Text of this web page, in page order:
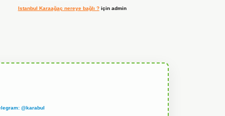
Istanbul Karaağaç nereye bağlı ?için admin
@karabul